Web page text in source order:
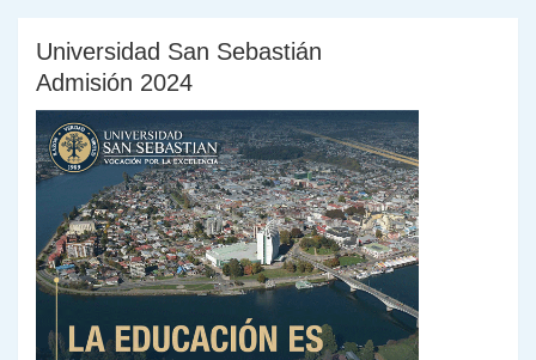
Universidad San Sebastián
Admisión 2024